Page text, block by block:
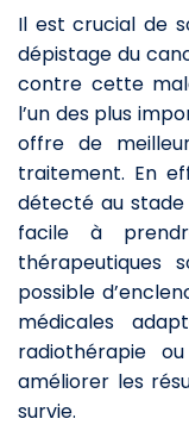
Il est crucial de
dépistage du
contre cette
l’un des plus
offre de
traitement. En
détecté au
facile à
thérapeutiques
possible
médicales
radiothérapie
améliorer les
survie.